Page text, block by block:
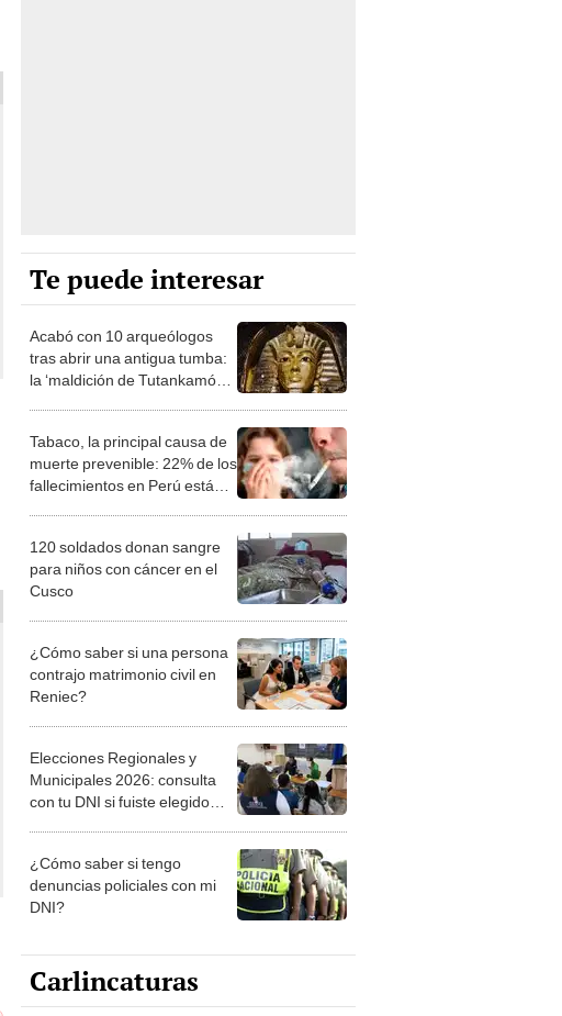
Te puede interesar
Acabó con 10 arqueólogos
tras abrir una antigua tumba:
la ‘maldición de Tutankamón’
Tabaco, la principal causa de
muerte prevenible: 22% de los
fallecimientos en Perú están
120 soldados donan sangre
para niños con cáncer en el
Cusco
¿Cómo saber si una persona
contrajo matrimonio civil en
Reniec?
Elecciones Regionales y
Municipales 2026: consulta
con tu DNI si fuiste elegido
la ONPE
¿Cómo saber si tengo
denuncias policiales con mi
DNI?
Carlincaturas